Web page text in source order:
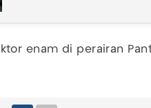
enam di perairan